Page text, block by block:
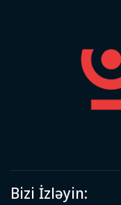
Bizi İzləyin: